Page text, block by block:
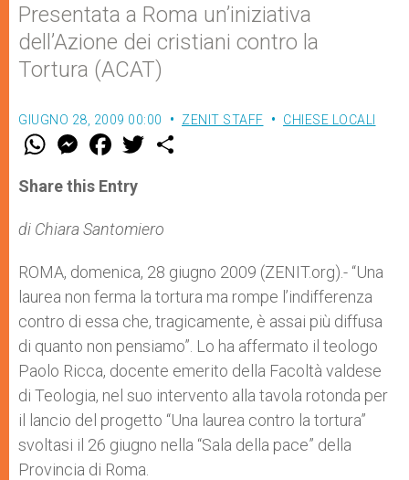
Presentata a Roma un’iniziativa
dell’Azione dei cristiani contro la
Tortura (ACAT)
GIUGNO 28, 2009 00:00 ZENIT STAFF CHIESE LOCALI
W
t
s
p
p
M
e
s
e
g
e
F
a
e
b
o
k
w
r
Share this Entry
di Chiara Santomiero
ROMA, domenica, 28 giugno 2009 (ZENIT.org).- “Una
laurea non ferma la tortura ma rompe l’indifferenza
contro di essa che, tragicamente, è assai più diffusa
di quanto non pensiamo”. Lo ha affermato il teologo
Paolo Ricca, docente emerito della Facoltà valdese
di Teologia, nel suo intervento alla tavola rotonda per
il lancio del progetto “Una laurea contro la tortura”
svoltasi il 26 giugno nella “Sala della pace” della
Provincia di Roma.